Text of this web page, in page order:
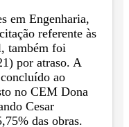
em Engenharia,
referente às
também foi
por atraso. A
ao
no CEM Dona
Cesar
das obras.